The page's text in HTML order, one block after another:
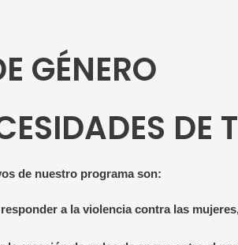
GÉNERO
DE
de nuestro programa son:
a la violencia contra las